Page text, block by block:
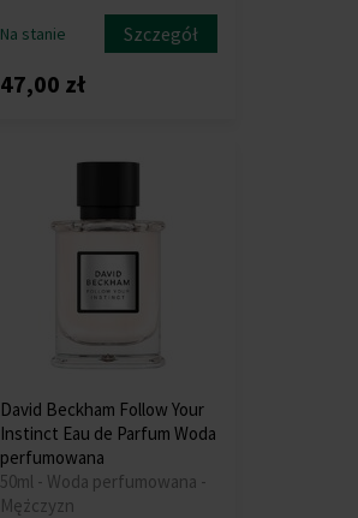
Na stanie Szczegół
47,00 zł
David Beckham Follow Your
Instinct Eau de Parfum Woda
perfumowana
50ml - Woda perfumowana -
Mężczyzn